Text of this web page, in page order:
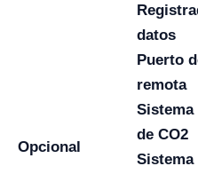
datos
Puerto
remota
Opcional
Sistema
de CO2
Sistema